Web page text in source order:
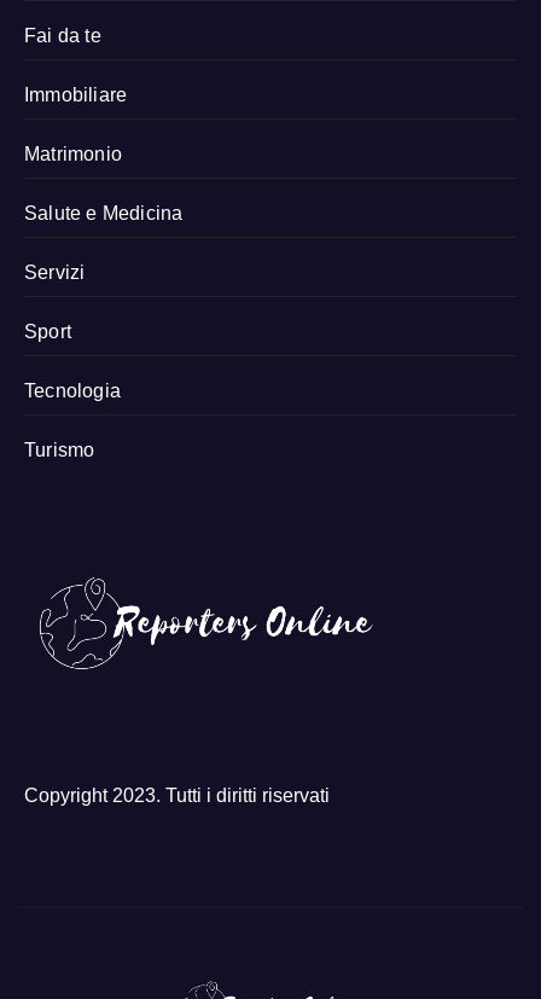
Fai da te
Immobiliare
Matrimonio
Salute e Medicina
Servizi
Sport
Tecnologia
Turismo
Copyright 2023. Tutti i diritti riservati